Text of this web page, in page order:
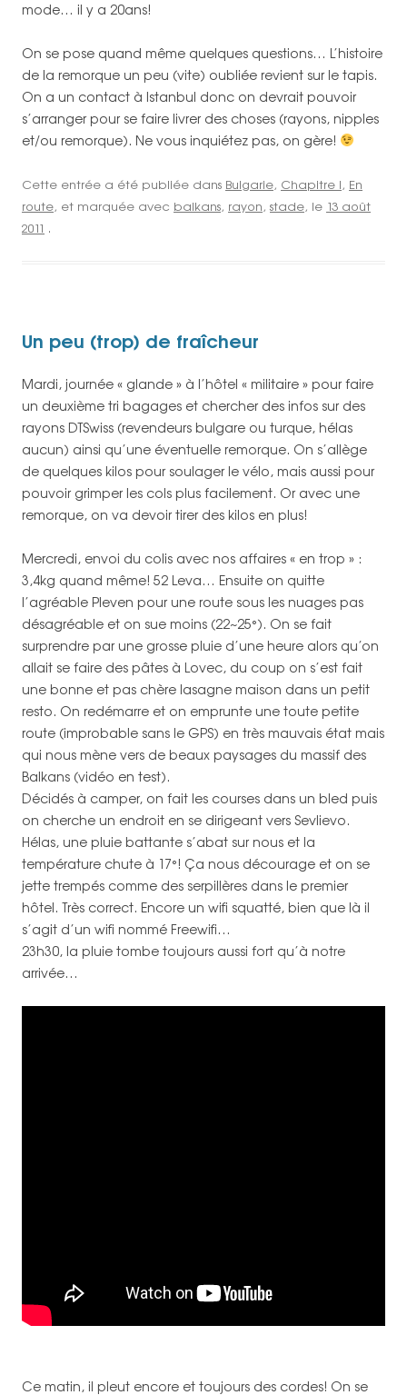
mode… il y a 20ans!
On se pose quand même quelques questions… L’histoire
de la remorque un peu (vite) oubliée revient sur le tapis.
On a un contact à Istanbul donc on devrait pouvoir
s’arranger pour se faire livrer des choses (rayons, nipples
et/ou remorque). Ne vous inquiétez pas, on gère!
Cette entrée a été publiée dans Bulgarie, Chapitre I, En
route, et marquée avec balkans, rayon, stade, le 13 août
2011 .
Un peu (trop) de fraîcheur
Mardi, journée « glande » à l’hôtel « militaire » pour faire
un deuxième tri bagages et chercher des infos sur des
rayons DTSwiss (revendeurs bulgare ou turque, hélas
aucun) ainsi qu’une éventuelle remorque. On s’allège
de quelques kilos pour soulager le vélo, mais aussi pour
pouvoir grimper les cols plus facilement. Or avec une
remorque, on va devoir tirer des kilos en plus!
Mercredi, envoi du colis avec nos affaires « en trop » :
3,4kg quand même! 52 Leva… Ensuite on quitte
l’agréable Pleven pour une route sous les nuages pas
désagréable et on sue moins (22~25°). On se fait
surprendre par une grosse pluie d’une heure alors qu’on
allait se faire des pâtes à Lovec, du coup on s’est fait
une bonne et pas chère lasagne maison dans un petit
resto. On redémarre et on emprunte une toute petite
route (improbable sans le GPS) en très mauvais état mais
qui nous mène vers de beaux paysages du massif des
Balkans (vidéo en test).
Décidés à camper, on fait les courses dans un bled puis
on cherche un endroit en se dirigeant vers Sevlievo.
Hélas, une pluie battante s’abat sur nous et la
température chute à 17°! Ça nous décourage et on se
jette trempés comme des serpillères dans le premier
hôtel. Très correct. Encore un wifi squatté, bien que là il
s’agit d’un wifi nommé Freewifi…
23h30, la pluie tombe toujours aussi fort qu’à notre
arrivée…
Ce matin, il pleut encore et toujours des cordes! On se